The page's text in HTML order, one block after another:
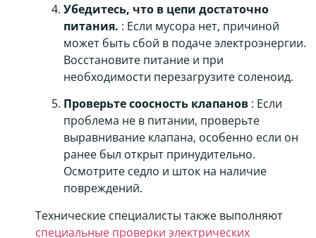
Убедитесь, что в цепи достаточно
питания. : Если мусора нет, причиной
может быть сбой в подаче электроэнергии.
Восстановите питание и при
необходимости перезагрузите соленоид.
Проверьте соосность клапанов : Если
проблема не в питании, проверьте
выравнивание клапана, особенно если он
ранее был открыт принудительно.
Осмотрите седло и шток на наличие
повреждений.
Технические специалисты также выполняют
специальные проверки электрических